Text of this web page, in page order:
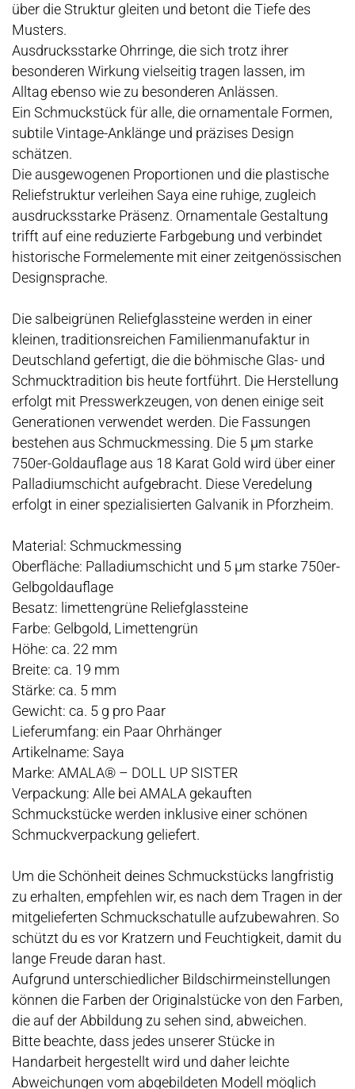
über die Struktur gleiten und betont die Tiefe des
Musters.
Ausdrucksstarke Ohrringe, die sich trotz ihrer
besonderen Wirkung vielseitig tragen lassen, im
Alltag ebenso wie zu besonderen Anlässen.
Ein Schmuckstück für alle, die ornamentale Formen,
subtile Vintage-Anklänge und präzises Design
schätzen.
Die ausgewogenen Proportionen und die plastische
Reliefstruktur verleihen Saya eine ruhige, zugleich
ausdrucksstarke Präsenz. Ornamentale Gestaltung
trifft auf eine reduzierte Farbgebung und verbindet
historische Formelemente mit einer zeitgenössischen
Designsprache.
Die salbeigrünen Reliefglassteine werden in einer
kleinen, traditionsreichen Familienmanufaktur in
Deutschland gefertigt, die die böhmische Glas- und
Schmucktradition bis heute fortführt. Die Herstellung
erfolgt mit Presswerkzeugen, von denen einige seit
Generationen verwendet werden. Die Fassungen
bestehen aus Schmuckmessing. Die 5 µm starke
750er-Goldauflage aus 18 Karat Gold wird über einer
Palladiumschicht aufgebracht. Diese Veredelung
erfolgt in einer spezialisierten Galvanik in Pforzheim.
Material: Schmuckmessing
Oberfläche: Palladiumschicht und 5 µm starke 750er-
Gelbgoldauflage
Besatz: limettengrüne Reliefglassteine
Farbe: Gelbgold, Limettengrün
Höhe: ca. 22 mm
Breite: ca. 19 mm
Stärke: ca. 5 mm
Gewicht: ca. 5 g pro Paar
Lieferumfang: ein Paar Ohrhänger
Artikelname: Saya
Marke: AMALA® – DOLL UP SISTER
Verpackung: Alle bei AMALA gekauften
Schmuckstücke werden inklusive einer schönen
Schmuckverpackung geliefert.
Um die Schönheit deines Schmuckstücks langfristig
zu erhalten, empfehlen wir, es nach dem Tragen in der
mitgelieferten Schmuckschatulle aufzubewahren. So
schützt du es vor Kratzern und Feuchtigkeit, damit du
lange Freude daran hast.
Aufgrund unterschiedlicher Bildschirmeinstellungen
können die Farben der Originalstücke von den Farben,
die auf der Abbildung zu sehen sind, abweichen.
Bitte beachte, dass jedes unserer Stücke in
Handarbeit hergestellt wird und daher leichte
Abweichungen vom abgebildeten Modell möglich